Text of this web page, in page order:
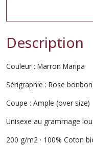
Description
Couleur : Marron Maripa
Sérigraphie : Rose bonbon
Coupe : Ample (over size)
Unisexe au grammage
200 g/m2 · 100% Coton